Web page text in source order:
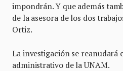
impondrán. Y que además
de la asesora de los dos
Ortiz.
La investigación se reanudará
administrativo de la UNAM.